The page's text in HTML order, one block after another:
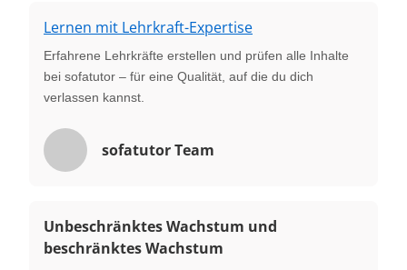
Lernen mit Lehrkraft-Expertise
Erfahrene Lehrkräfte erstellen und prüfen alle Inhalte
bei sofatutor – für eine Qualität, auf die du dich
verlassen kannst.
sofatutor Team
Unbeschränktes Wachstum und
beschränktes Wachstum